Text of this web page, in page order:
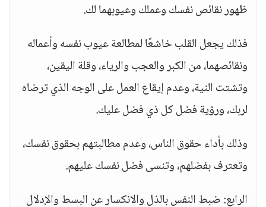
ظهور نقائص نفسك وعملك وعيوبهما لك.
فذلك يجعل القلب خاشعًا لمطالعة عيوب نفسه وأعماله
ونقائصهما، من الكبر والعجب والرياء، وقلة اليقين،
وتشتت النية، وعدم إيقاع العمل على الوجه الذي ترضاه
لربك، ورؤية فضل كل ذي فضل عليك.
وذلك بأداء حقوق الناس، وعدم مطالبتهم بحقوق نفسك،
وتعترف بفضلهم، وتنسى فضل نفسك عليهم.
الرابع: ضبط النفس بالذل والانكسار عن البسط والإدلال